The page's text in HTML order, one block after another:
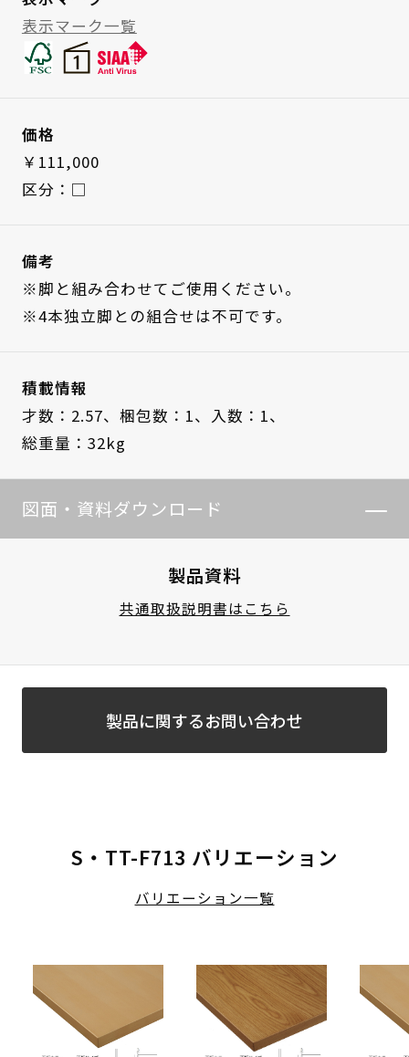
表示マーク一覧
価格
￥111,000
区分：□
備考
※脚と組み合わせてご使用ください。
※4本独立脚との組合せは不可です。
積載情報
才数：2.57、 梱包数：1、
入数：1、
総重量：32kg
図面・資料ダウンロード
製品資料
共通取扱説明書はこちら
製品に関するお問い合わせ
S・TT-F713 バリエーション
バリエーション一覧